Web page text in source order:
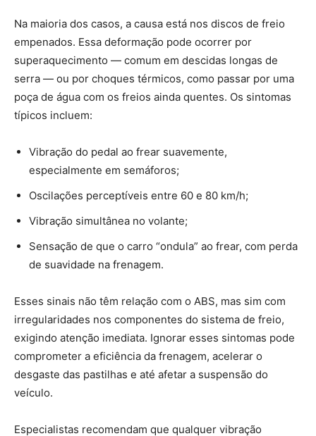
Na maioria dos casos, a causa está nos discos de freio
empenados. Essa deformação pode ocorrer por
superaquecimento — comum em descidas longas de
serra — ou por choques térmicos, como passar por uma
poça de água com os freios ainda quentes. Os sintomas
típicos incluem:
Vibração do pedal ao frear suavemente,
especialmente em semáforos;
Oscilações perceptíveis entre 60 e 80 km/h;
Vibração simultânea no volante;
Sensação de que o carro “ondula” ao frear, com perda
de suavidade na frenagem.
Esses sinais não têm relação com o ABS, mas sim com
irregularidades nos componentes do sistema de freio,
exigindo atenção imediata. Ignorar esses sintomas pode
comprometer a eficiência da frenagem, acelerar o
desgaste das pastilhas e até afetar a suspensão do
veículo.
Especialistas recomendam que qualquer vibração